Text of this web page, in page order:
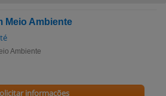
Meio Ambiente
Ambiente
informações